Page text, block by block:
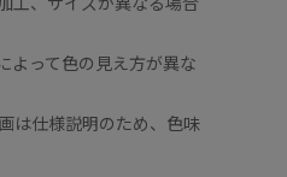
よって色の見え方が異な
は仕様説明のため、色味